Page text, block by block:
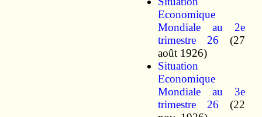
Economique
Mondiale au 2e
trimestre 26 (27
août 1926)
Situation
Economique
Mondiale au 3e
trimestre 26 (22